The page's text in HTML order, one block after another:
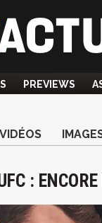
PREVIEWS
VIDÉOS
: